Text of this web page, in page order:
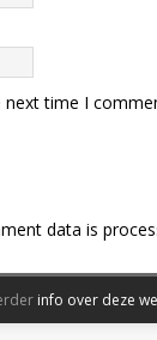
next time I
data is
info over deze